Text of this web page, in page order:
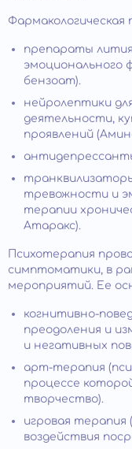
препараты
эмоционального
бензоат).
нейролептики
деятельности,
проявлений
тревожности и
терапии
Атаракс).
Психотерапия
симптоматики, в
мероприятий. Ее
когнитивно-
преодоления и
и негативных
арт-терапия
процессе
творчество).
игровая терапия
воздействия